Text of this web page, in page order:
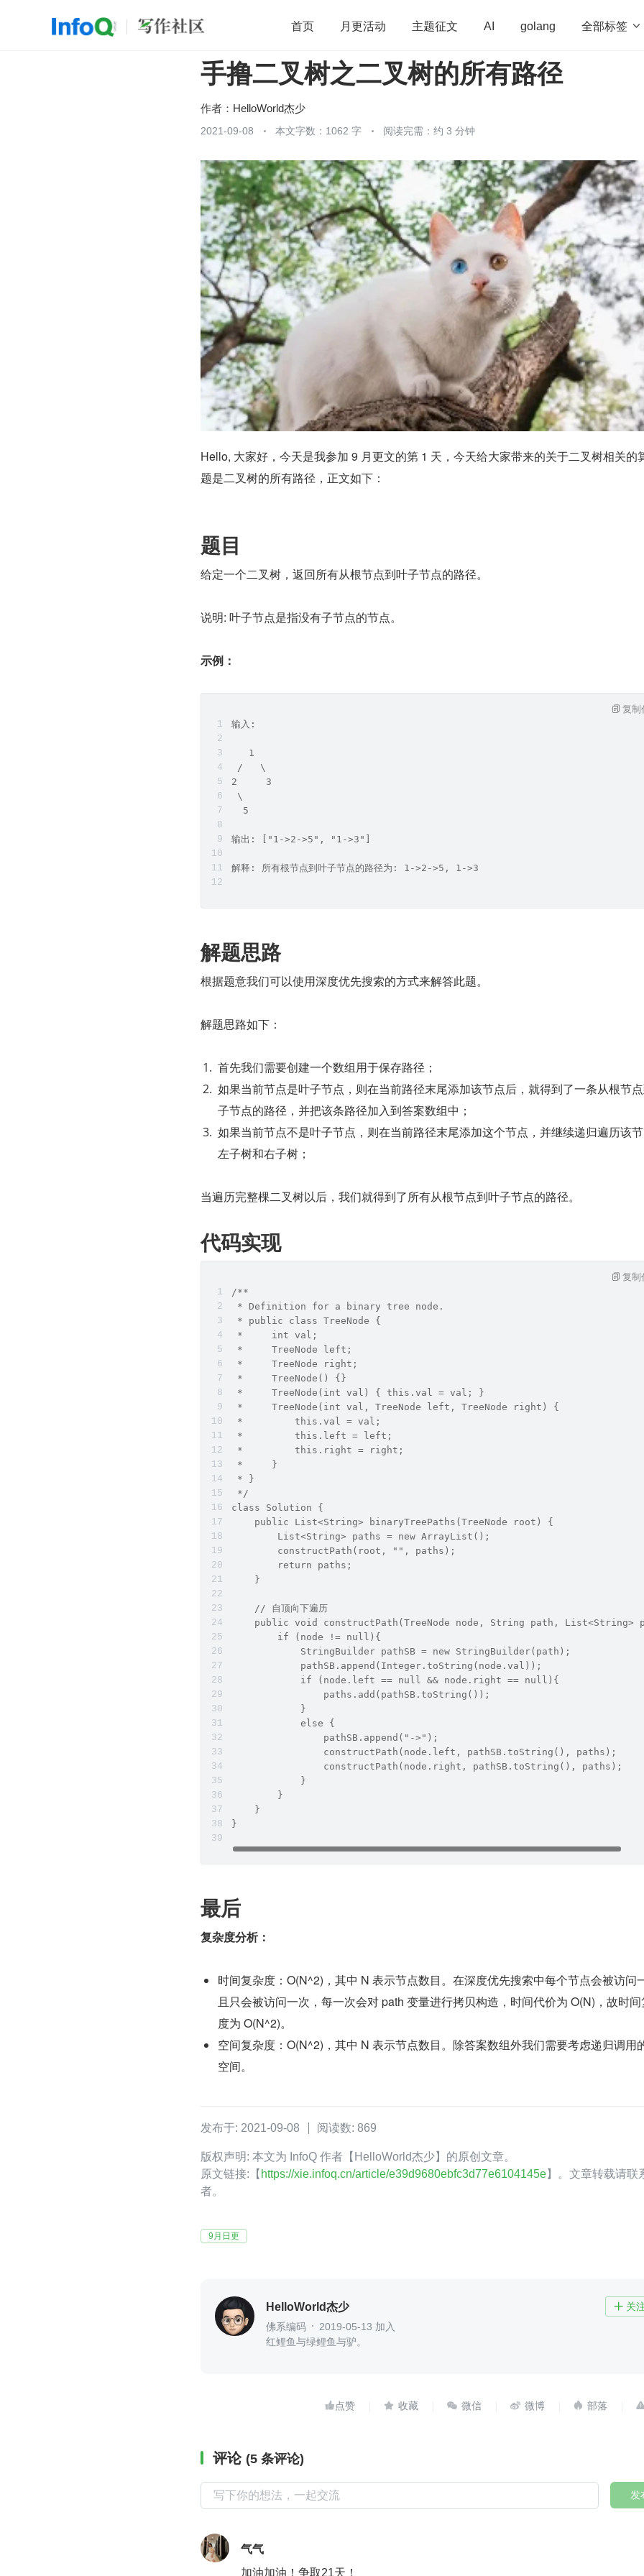
首页 月更活动 主题征文 AI golang 全部标签 
开源 OpenHarmony 算法 学习方法 Web3.0
手撸二叉树之二叉树的所有路径
作者： HelloWorld杰少
2021-09-08 本文字数：1062 字 阅读完需：约 3 分钟
Hello, 大家好，今天是我参加 9 月更文的第 1 天，今天给大家带来的关于二叉树相关的
题是二叉树的所有路径，正文如下：
题目
给定一个二叉树，返回所有从根节点到叶子节点的路径。
说明: 叶子节点是指没有子节点的节点。
示例：
输入:
   1
/   \
2     3
\
  5
输出: ["1->2->5", "1->3"]
解释: 所有根节点到叶子节点的路径为: 1->2->5, 1->3
复制
解题思路
根据题意我们可以使用深度优先搜索的方式来解答此题。
解题思路如下：
首先我们需要创建一个数组用于保存路径；
如果当前节点是叶子节点，则在当前路径末尾添加该节点后，就得到了一条从根节
子节点的路径，并把该条路径加入到答案数组中；
如果当前节点不是叶子节点，则在当前路径末尾添加这个节点，并继续递归遍历该
左子树和右子树；
当遍历完整棵二叉树以后，我们就得到了所有从根节点到叶子节点的路径。
代码实现
/**
* Definition for a binary tree node.
* public class TreeNode {
*     int val;
*     TreeNode left;
*     TreeNode right;
*     TreeNode() {}
*     TreeNode(int val) { this.val = val; }
*     TreeNode(int val, TreeNode left, TreeNode right) {
*         this.val = val;
*         this.left = left;
*         this.right = right;
*     }
* }
*/
class Solution {
    public List<String> binaryTreePaths(TreeNode root) {
        List<String> paths = new ArrayList();
        constructPath(root, "", paths);
        return paths;
    }
    // 自顶向下遍历
public void constructPath(TreeNode node, String path, List<String>
        if (node != null){
            StringBuilder pathSB = new StringBuilder(path);
            pathSB.append(Integer.toString(node.val));
            if (node.left == null && node.right == null){
                paths.add(pathSB.toString());
            }
            else {
                pathSB.append("->");
                constructPath(node.left, pathSB.toString(), paths);
                constructPath(node.right, pathSB.toString(), paths);
            }
        }
    }
}
复制
最后
复杂度分析：
时间复杂度：O(N^2)，其中 N 表示节点数目。在深度优先搜索中每个节点会被访问
且只会被访问一次，每一次会对 path 变量进行拷贝构造，时间代价为 O(N)，故时
度为 O(N^2)。
空间复杂度：O(N^2)，其中 N 表示节点数目。除答案数组外我们需要考虑递归调用
空间。
发布于: 2021-09-08 阅读数: 869
版权声明: 本文为 InfoQ 作者【HelloWorld杰少】的原创文章。
原文链接:【 https://xie.infoq.cn/article/e39d9680ebfc3d77e6104145e】。文章转载请联
者。
9月日更
HelloWorld杰少  关
佛系编码
2019-05-13 加入
红鲤鱼与绿鲤鱼与驴。
    
评论 (5 条评论)
发
气气
加油加油！争取21天！